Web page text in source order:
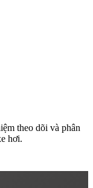
theo dõi và phân
hơi.